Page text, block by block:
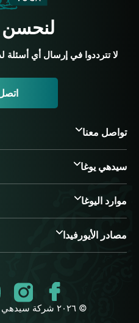
لنحسن
لا تترددوا في إرسال أي أسئلة
اتصل
تواصل معنا
سيدهي يوغا
موارد اليوغا
مصادر الأيورفيدا
© ٢٠٢٦ شركة سيدهي يوغا الدولية المحدودة